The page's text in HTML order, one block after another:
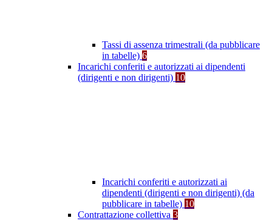
Tassi di assenza trimestrali (da pubblicare
in tabelle) 6
Incarichi conferiti e autorizzati ai dipendenti
(dirigenti e non dirigenti) 10
Incarichi conferiti e autorizzati ai
dipendenti (dirigenti e non dirigenti) (da
pubblicare in tabelle) 10
Contrattazione collettiva 3